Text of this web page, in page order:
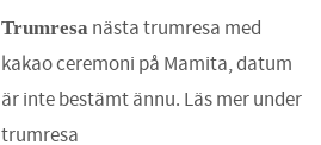
Trumresa nästa trumresa med
kakao ceremoni på Mamita, datum
är inte bestämt ännu. Läs mer under
trumresa